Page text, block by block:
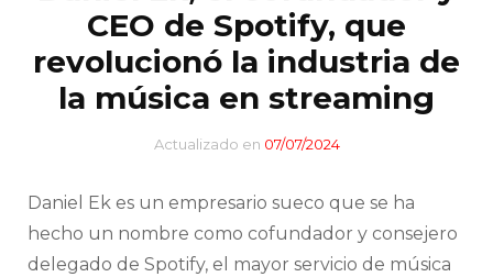
CEO de Spotify, que
revolucionó la industria de
la música en streaming
Actualizado en 07/07/2024
Daniel Ek es un empresario sueco que se ha
hecho un nombre como cofundador y consejero
delegado de Spotify, el mayor servicio de música